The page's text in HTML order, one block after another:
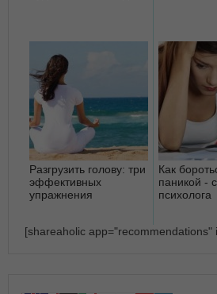
Разгрузить голову: три
эффективных
упражнения
Как
паникой -
психолога
[shareaholic app="recommendations"